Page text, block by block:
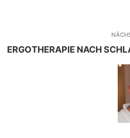
ERGOTHERAPIE NACH